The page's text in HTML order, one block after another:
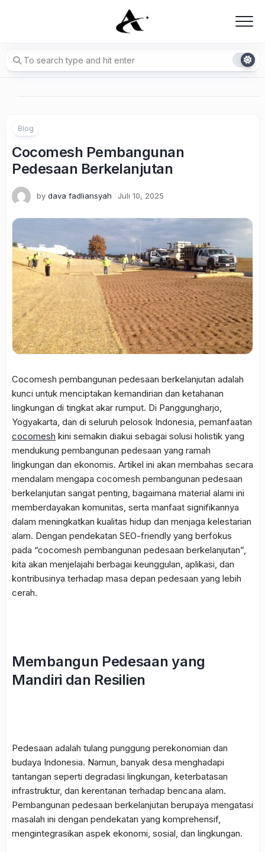
Blog
Cocomesh Pembangunan
Pedesaan Berkelanjutan
by dava fadliansyah Juli 10, 2025
Cocomesh pembangunan pedesaan berkelanjutan adalah
kunci untuk menciptakan kemandirian dan ketahanan
lingkungan di tingkat akar rumput. Di Panggungharjo,
Yogyakarta, dan di seluruh pelosok Indonesia, pemanfaatan
cocomesh kini semakin diakui sebagai solusi holistik yang
mendukung pembangunan pedesaan yang ramah
lingkungan dan ekonomis. Artikel ini akan membahas secara
mendalam mengapa cocomesh pembangunan pedesaan
berkelanjutan sangat penting, bagaimana material alami ini
memberdayakan komunitas, serta manfaat signifikannya
dalam meningkatkan kualitas hidup dan menjaga kelestarian
alam. Dengan pendekatan SEO-friendly yang berfokus
pada “cocomesh pembangunan pedesaan berkelanjutan”,
kita akan menjelajahi berbagai keunggulan, aplikasi, dan
kontribusinya terhadap masa depan pedesaan yang lebih
cerah.
Membangun Pedesaan yang
Mandiri dan Resilien
Pedesaan adalah tulang punggung perekonomian dan
budaya Indonesia. Namun, banyak desa menghadapi
tantangan seperti degradasi lingkungan, keterbatasan
infrastruktur, dan kerentanan terhadap bencana alam.
Pembangunan pedesaan berkelanjutan berupaya mengatasi
masalah ini dengan pendekatan yang komprehensif,
mengintegrasikan aspek ekonomi, sosial, dan lingkungan.